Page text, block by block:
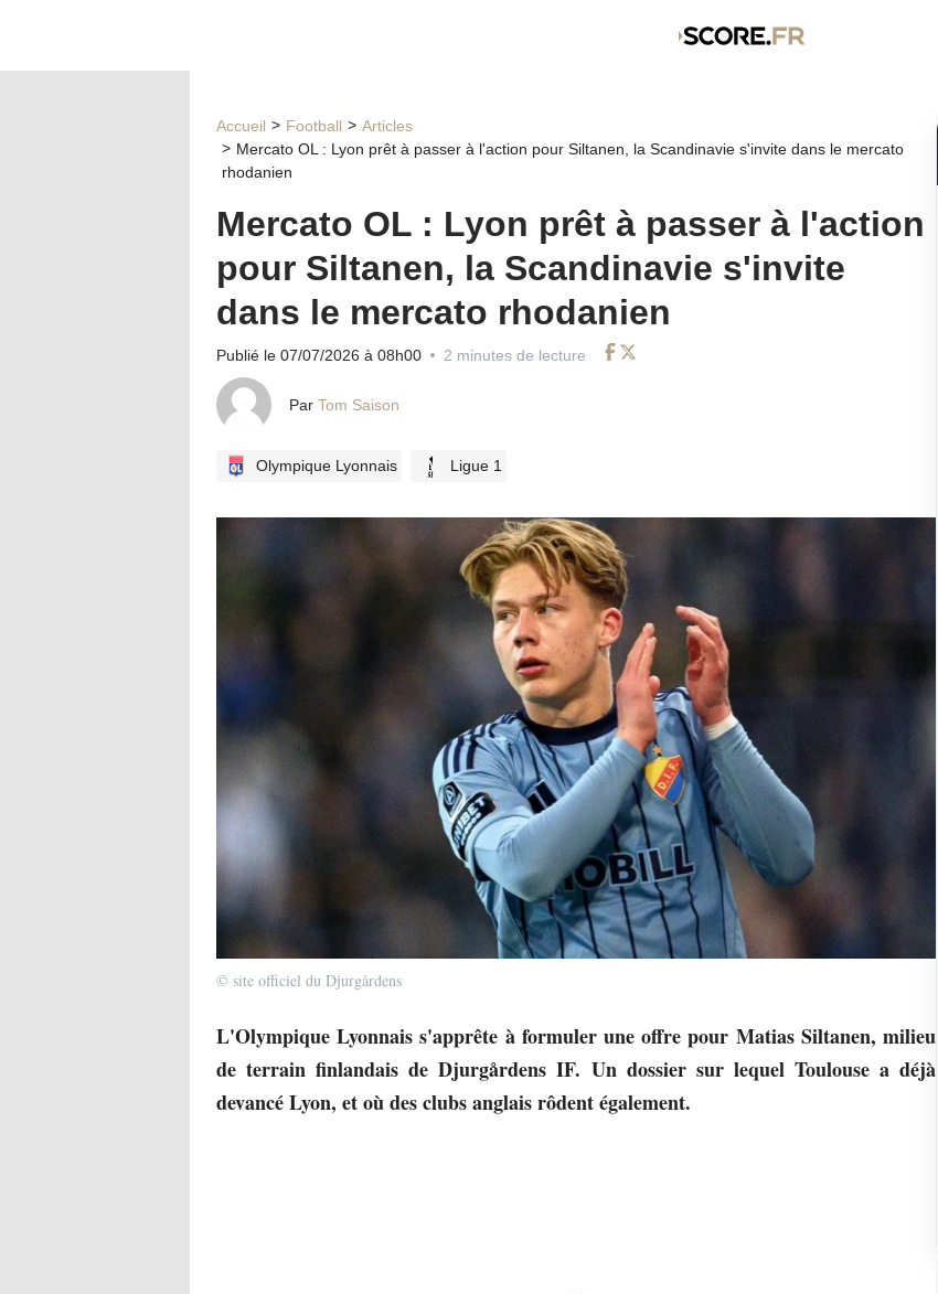
Accueil Football
Articles
Mercato OL : Lyon prêt à passer à l'action pour Siltanen, la Scandinavie s'invite dans le mercato
rhodanien
Mercato OL : Lyon prêt à passer à l'action
pour Siltanen, la Scandinavie s'invite
dans le mercato rhodanien
Publié le 07/07/2026 à 08h00
2 minutes de lecture
Par Tom Saison
Olympique Lyonnais Ligue 1
© site officiel du Djurgårdens
L'Olympique Lyonnais s'apprête à formuler une offre pour Matias Siltanen, milieu
de terrain finlandais de Djurgårdens IF. Un dossier sur lequel Toulouse a déjà
devancé Lyon, et où des clubs anglais rôdent également.